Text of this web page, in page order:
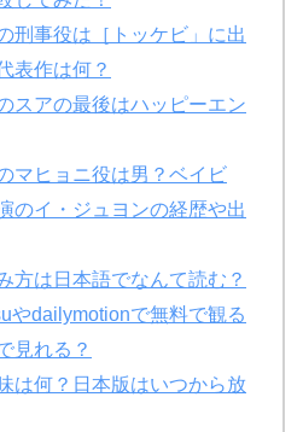
刑事役は［トッケビ」に出
表作は何？
スアの最後はハッピーエン
マヒョニ役は男？ベイビ
のイ・ジュヨンの経歴や出
方は日本語でなんて読む？
やdailymotionで無料で観る
見れる？
は何？日本版はいつから放